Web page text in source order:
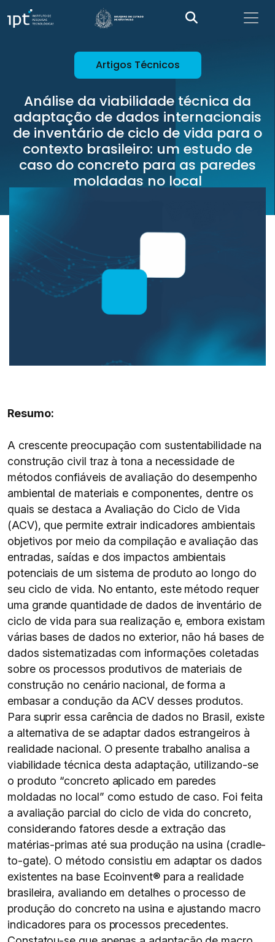
Artigos Técnicos
Análise da viabilidade técnica da
adaptação de dados internacionais
de inventário de ciclo de vida para o
contexto brasileiro: um estudo de
caso do concreto para as paredes
moldadas no local
Resumo:
A crescente preocupação com sustentabilidade na
construção civil traz à tona a necessidade de
métodos confiáveis de avaliação do desempenho
ambiental de materiais e componentes, dentre os
quais se destaca a Avaliação do Ciclo de Vida
(ACV), que permite extrair indicadores ambientais
objetivos por meio da compilação e avaliação das
entradas, saídas e dos impactos ambientais
potenciais de um sistema de produto ao longo do
seu ciclo de vida. No entanto, este método requer
uma grande quantidade de dados de inventário de
ciclo de vida para sua realização e, embora existam
várias bases de dados no exterior, não há bases de
dados sistematizadas com informações coletadas
sobre os processos produtivos de materiais de
construção no cenário nacional, de forma a
embasar a condução da ACV desses produtos.
Para suprir essa carência de dados no Brasil, existe
a alternativa de se adaptar dados estrangeiros à
realidade nacional. O presente trabalho analisa a
viabilidade técnica desta adaptação, utilizando-se
o produto “concreto aplicado em paredes
moldadas no local” como estudo de caso. Foi feita
a avaliação parcial do ciclo de vida do concreto,
considerando fatores desde a extração das
matérias-primas até sua produção na usina (cradle-
to-gate). O método consistiu em adaptar os dados
existentes na base Ecoinvent® para a realidade
brasileira, avaliando em detalhes o processo de
produção do concreto na usina e ajustando macro
indicadores para os processos precedentes.